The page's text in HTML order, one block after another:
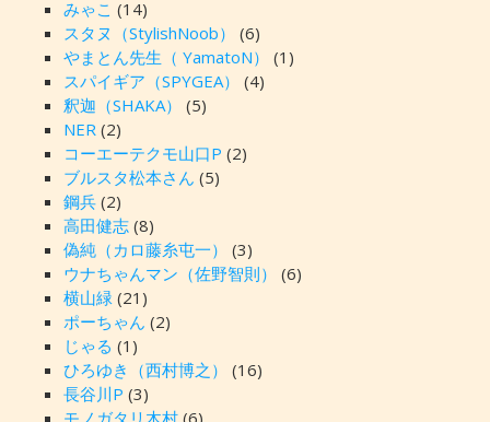
みゃこ (14)
スタヌ（StylishNoob）
(6)
やまとん先生（ YamatoN）
(1)
スパイギア（SPYGEA）
(4)
釈迦（SHAKA）
(5)
NER(2)
コーエーテクモ山口P (2)
ブルスタ松本さん (5)
鋼兵(2)
高田健志(8)
偽純（カロ藤糸屯一）
(3)
ウナちゃんマン（佐野智則）
(6)
横山緑(21)
ポーちゃん (2)
じゃる (1)
ひろゆき（西村博之）
(16)
長谷川P (3)